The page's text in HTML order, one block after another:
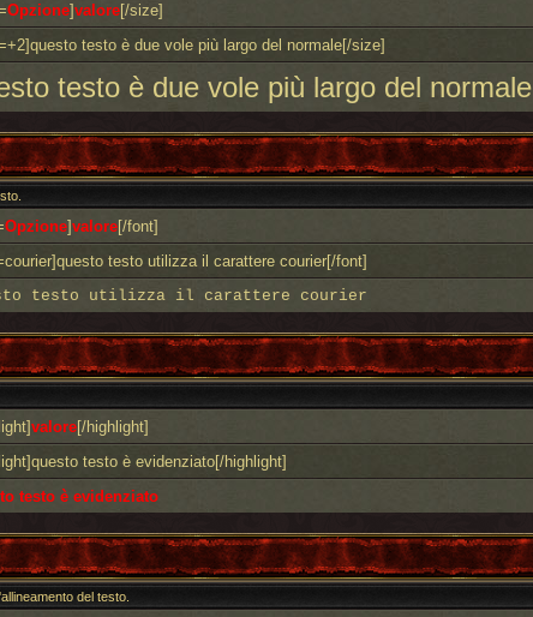
Opzione]valore[/size]
testo è due vole più largo del normale[/size]
testo è due vole più largo del normale
Opzione]valore[/font]
testo utilizza il carattere courier[/font]
testo utilizza il carattere courier
valore[/highlight]
testo è evidenziato[/highlight]
testo è evidenziato
del testo.